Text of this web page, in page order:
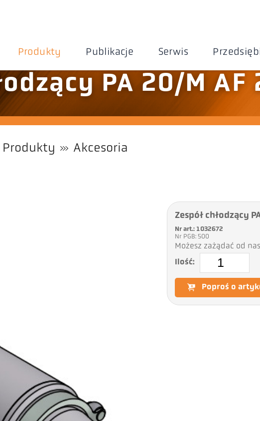
Produkty Publikacje Serwis
PA 20/M AF
Produkty Akcesoria
Zespół chłodzący
Nr art.: 1032672
Nr PGB: 500
Możesz zażądać od
Ilość:
Poproś o